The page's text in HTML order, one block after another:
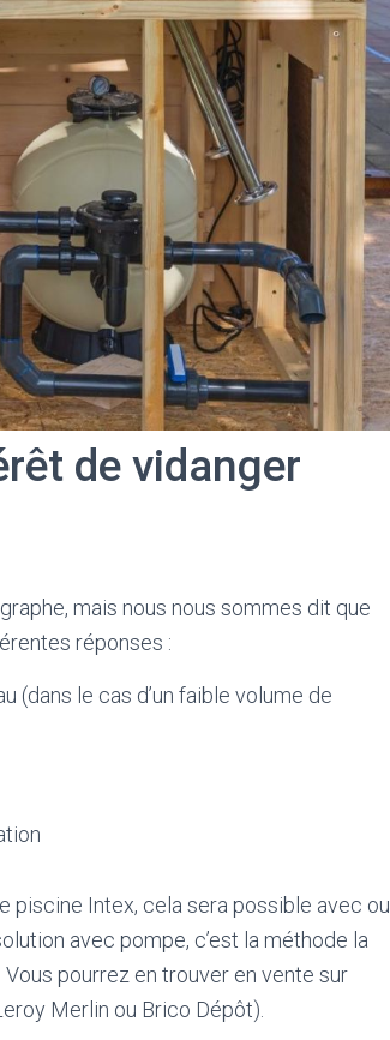
de vidanger
mais nous nous sommes dit que
réponses :
(dans le cas d’un faible volume de
piscine Intex, cela sera possible avec ou
avec pompe, c’est la méthode la
pourrez en trouver en vente sur
Merlin ou Brico Dépôt).